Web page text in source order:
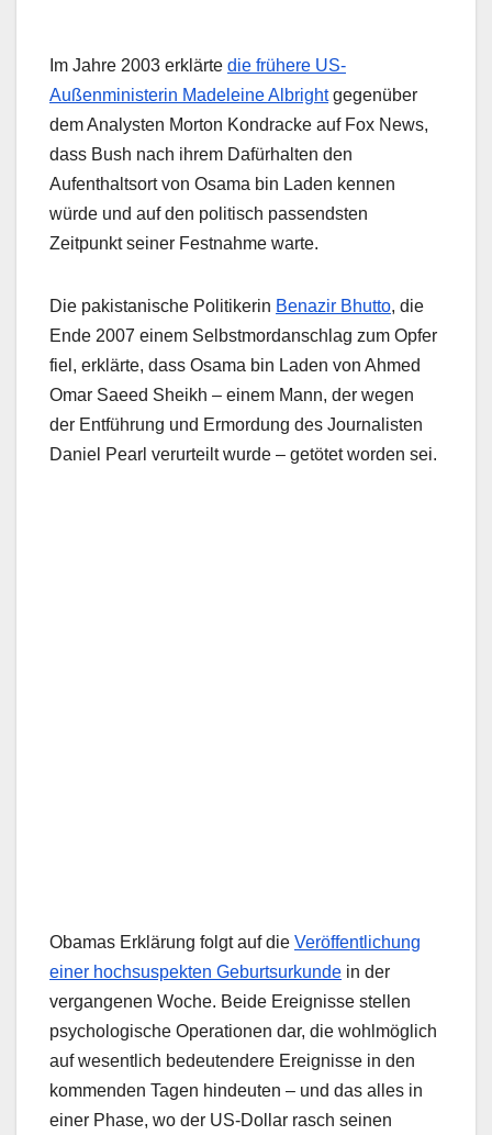
Im Jahre 2003 erklärte die frühere US-
Außenministerin Madeleine Albrightgegenüber
dem Analysten Morton Kondracke auf Fox News,
dass Bush nach ihrem Dafürhalten den
Aufenthaltsort von Osama bin Laden kennen
würde und auf den politisch passendsten
Zeitpunkt seiner Festnahme warte.
Die pakistanische Politikerin Benazir Bhutto, die
Ende 2007 einem Selbstmordanschlag zum Opfer
fiel, erklärte, dass Osama bin Laden von Ahmed
Omar Saeed Sheikh – einem Mann, der wegen
der Entführung und Ermordung des Journalisten
Daniel Pearl verurteilt wurde – getötet worden sei.
Obamas Erklärung folgt auf die Veröffentlichung
einer hochsuspekten Geburtsurkunde in der
vergangenen Woche. Beide Ereignisse stellen
psychologische Operationen dar, die wohlmöglich
auf wesentlich bedeutendere Ereignisse in den
kommenden Tagen hindeuten – und das alles in
einer Phase, wo der US-Dollar rasch seinen